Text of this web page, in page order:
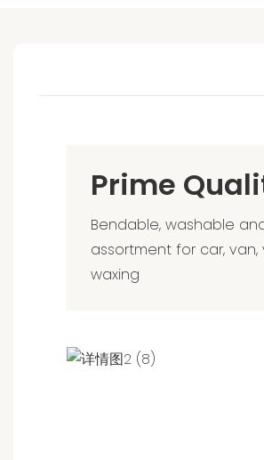
Prime
Bendable, washable
assortment for car, van,
waxing